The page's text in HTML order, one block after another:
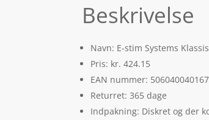
Beskrivelse
Navn: E-stim Systems
Pris: kr. 424.15
EAN nummer:
Returret: 365 dage
Indpakning: Diskret og der